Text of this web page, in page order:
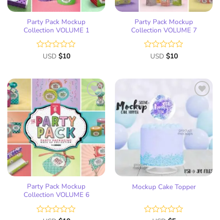
Party Pack Mockup
Collection VOLUME 1
Valorado
de
5
USD $10
Party Pack Mockup
Collection VOLUME 7
Valorado
de
USD $10
Añadir
a la
lista
de
deseos
Party Pack Mockup
Collection VOLUME 6
lista
de
deseos
Mockup Cake Topper